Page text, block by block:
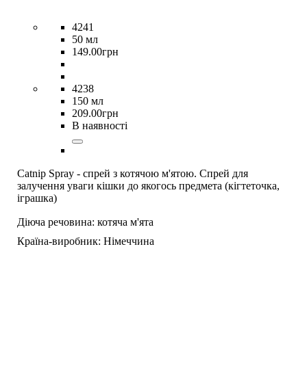
4241
50 мл
149.00грн
4238
150 мл
209.00грн
В наявності
Catnip Spray - спрей з котячою м'ятою. Спрей для
залучення уваги кішки до якогось предмета (кігтеточка,
іграшка)
Діюча речовина: котяча м'ята
Країна-виробник: Німеччина